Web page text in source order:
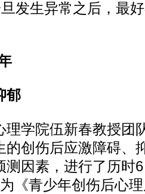
发生异常之后，最
郁
学院伍新春教授团
的创伤后应激障碍、
测因素，进行了历时
《青少年创伤后心